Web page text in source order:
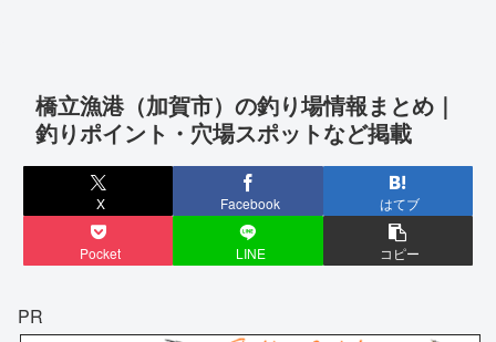
橋立漁港（加賀市）の釣り場情報まとめ｜
釣りポイント・穴場スポットなど掲載
X Facebook はてブ
Pocket LINE コピー
PR